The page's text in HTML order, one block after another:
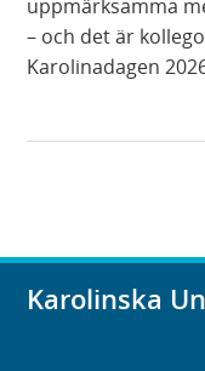
uppmärksamma
– och det är
Karolinadagen
Karolinska